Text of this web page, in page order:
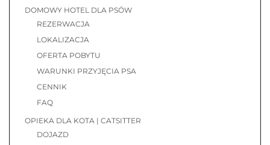
DOMOWY HOTEL DLA PSÓW
REZERWACJA
LOKALIZACJA
OFERTA POBYTU
WARUNKI PRZYJĘCIA PSA
CENNIK
FAQ
OPIEKA DLA KOTA | CATSITTER
DOJAZD